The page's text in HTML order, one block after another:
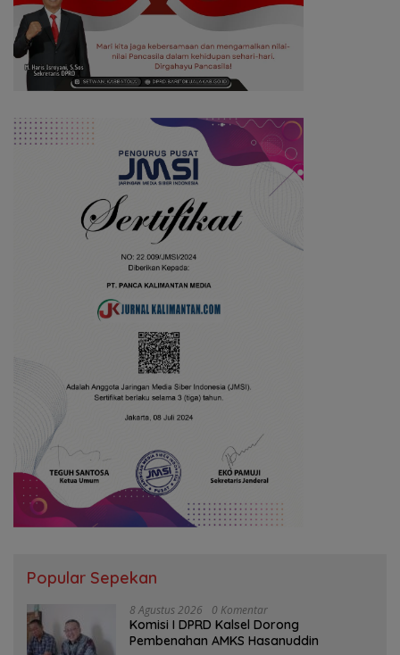
Popular Sepekan
8 Agustus 2026 0 Komentar
Komisi I DPRD Kalsel Dorong
Pembenahan AMKS Hasanuddin